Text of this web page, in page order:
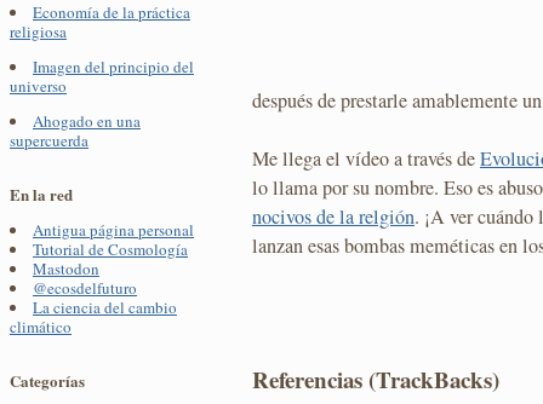
Economía de la práctica
religiosa
Imagen del principio del
universo
Ahogado en una
supercuerda
En la red
Antigua página personal
Tutorial de Cosmología
Mastodon
@ecosdelfuturo
La ciencia del cambio
climático
Categorías
después de prestarle amablemente
Me llega el vídeo a través de
lo llama por su nombre. Eso es
nocivos de la relgión. ¡A ver
lanzan esas bombas meméticas en
Referencias (TrackBacks)